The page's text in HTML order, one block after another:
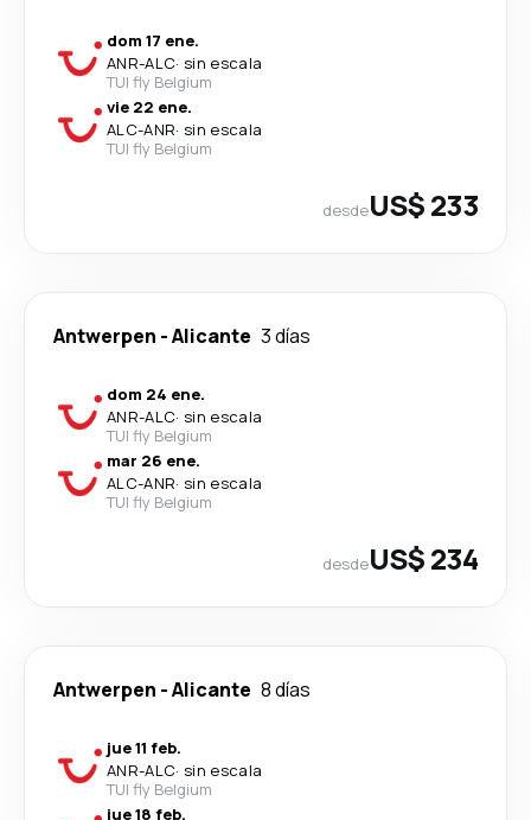
dom 17 ene.
ANR-ALC· sin escala
TUI fly Belgium
vie 22 ene.
ALC-ANR· sin escala
TUI fly Belgium
desdeUS$ 233
Antwerpen -Alicante 3 días
dom 24 ene.
ANR-ALC· sin escala
TUI fly Belgium
mar 26 ene.
ALC-ANR· sin escala
TUI fly Belgium
desdeUS$ 234
Antwerpen -Alicante 8 días
jue 11 feb.
ANR-ALC· sin escala
TUI fly Belgium
jue 18 feb.